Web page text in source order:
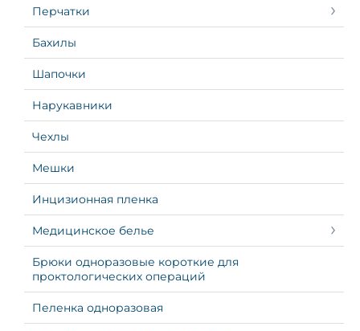
Перчатки
Бахилы
Шапочки
Нарукавники
Чехлы
Мешки
Инцизионная пленка
Медицинское белье
Брюки одноразовые короткие для
проктологических операций
Пеленка одноразовая